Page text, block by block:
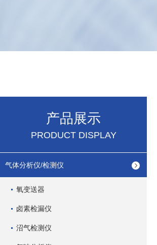
产品展示
PRODUCT DISPLAY
气体分析仪/检测仪
氧变送器
卤素检漏仪
沼气检测仪